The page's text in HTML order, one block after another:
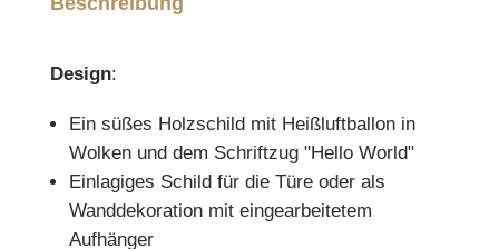
Design:
Ein süßes Holzschild mit Heißluftballon in
Wolken und dem Schriftzug "Hello World"
Einlagiges Schild für die Türe oder als
Wanddekoration mit eingearbeitetem
Aufhänger